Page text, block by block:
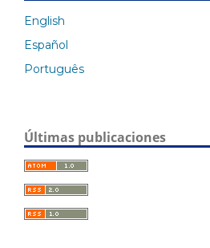
English
Español
Português
Últimas publicaciones